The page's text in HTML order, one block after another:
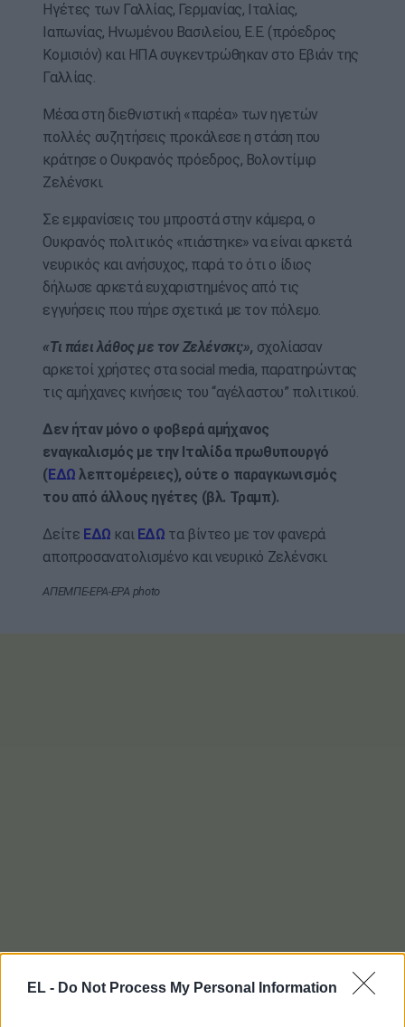
EL - Do Not Process My Personal Information
Ηγέτες των Γαλλίας, Γερμανίας, Ιταλίας,
Ιαπωνίας, Ηνωμένου Βασιλείου, Ε.Ε. (πρόεδρος
Κομισιόν) και ΗΠΑ συγκεντρώθηκαν στο Εβιάν της
Γαλλίας.
Μέσα στη διεθνιστική «παρέα» των ηγετών
πολλές συζητήσεις προκάλεσε η στάση που
κράτησε ο Ουκρανός πρόεδρος, Βολοντίμιρ
Ζελένσκι.
Σε εμφανίσεις του μπροστά στην κάμερα, ο
Ουκρανός πολιτικός «πιάστηκε» να είναι αρκετά
νευρικός και ανήσυχος, παρά το ότι ο ίδιος
δήλωσε αρκετά ευχαριστημένος από τις
εγγυήσεις που πήρε σχετικά με τον πόλεμο.
«Τι πάει λάθος με τον Ζελένσκι;», σχολίασαν
αρκετοί χρήστες στα social media, παρατηρώντας
τις αμήχανες κινήσεις του “αγέλαστου” πολιτικού.
Δεν ήταν μόνο ο φοβερά αμήχανος
εναγκαλισμός με την Ιταλίδα πρωθυπουργό
(ΕΔΩλεπτομέρειες), ούτε ο παραγκωνισμός
του από άλλους ηγέτες (βλ. Τραμπ).
Δείτε ΕΔΩ και ΕΔΩ τα βίντεο με τον φανερά
αποπροσανατολισμένο και νευρικό Ζελένσκι.
ΑΠΕΜΠΕ-EPA-EPA photo